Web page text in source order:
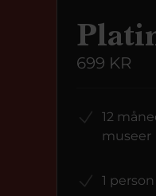
699 KR
12
museer
1